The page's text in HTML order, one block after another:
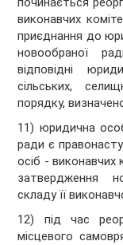
виконавчих
приєднання до
новообраної
відповідні
сільських,
порядку,
11) юридична
ради є
осіб - виконавчих
затвердження
складу її
12) під час
місцевого